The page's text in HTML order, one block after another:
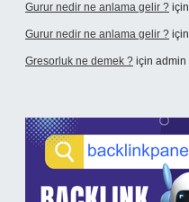
Gurur nedir ne anlama gelir ? için
Gurur nedir ne anlama gelir ? için
Gresorluk ne demek ? için admin